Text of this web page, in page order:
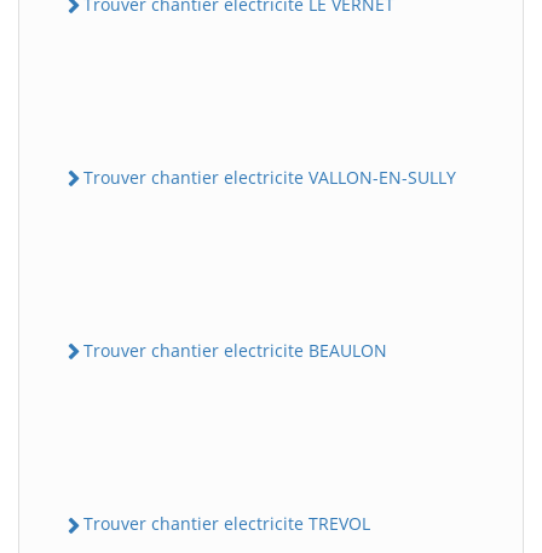
Trouver chantier electricite VALLON-EN-SULLY
Trouver chantier electricite BEAULON
Trouver chantier electricite TREVOL